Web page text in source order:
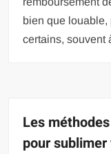
bien que louable,
certains, souvent
Les
pour